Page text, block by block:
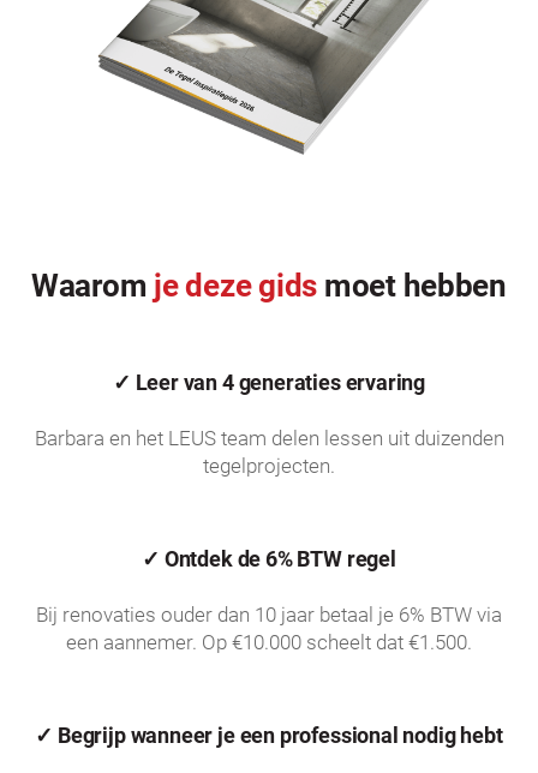
Waarom je deze gids moet hebben
✓ Leer van 4 generaties ervaring
Barbara en het LEUS team delen lessen uit duizenden
tegelprojecten.
✓ Ontdek de 6% BTW regel
Bij renovaties ouder dan 10 jaar betaal je 6% BTW via
een aannemer. Op €10.000 scheelt dat €1.500.
✓ Begrijp wanneer je een professional nodig hebt